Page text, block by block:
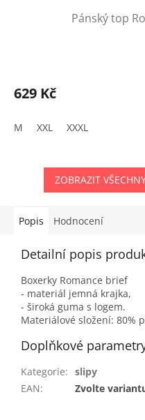
Pánský top
629 Kč
M XXL XXXL
ZOBRAZIT
Popis Hodnocení
Detailní popis
Boxerky Romance brief
- materiál jemná krajka,
- široká guma s logem.
Materiálové složení: 80%
Doplňkové
Kategorie: slipy
EAN: Zvolte